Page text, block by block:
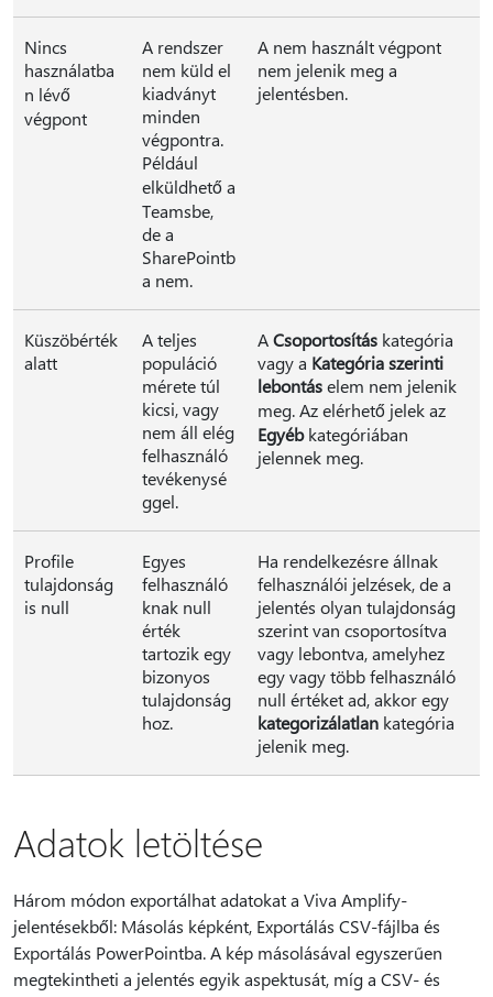
Nincs
használatba
n lévő
végpont
A rendszer
nem küld el
kiadványt
minden
végpontra.
Például
elküldhető a
Teamsbe,
de a
SharePointb
a nem.
A nem használt végpont
nem jelenik meg a
jelentésben.
Küszöbérték
alatt
A teljes
populáció
mérete túl
kicsi, vagy
nem áll elég
felhasználó
tevékenysé
ggel.
ACsoportosítás kategória
vagy a Kategória szerinti
lebontáselem nem jelenik
meg. Az elérhető jelek az
Egyébkategóriában
jelennek meg.
Profile
tulajdonság
is null
Egyes
felhasználó
knak null
érték
tartozik egy
bizonyos
tulajdonság
hoz.
Ha rendelkezésre állnak
felhasználói jelzések, de a
jelentés olyan tulajdonság
szerint van csoportosítva
vagy lebontva, amelyhez
egy vagy több felhasználó
null értéket ad, akkor egy
kategorizálatlan kategória
jelenik meg.
Adatok letöltése
Három módon exportálhat adatokat a Viva Amplify-
jelentésekből: Másolás képként, Exportálás CSV-fájlba és
Exportálás PowerPointba. A kép másolásával egyszerűen
megtekintheti a jelentés egyik aspektusát, míg a CSV- és